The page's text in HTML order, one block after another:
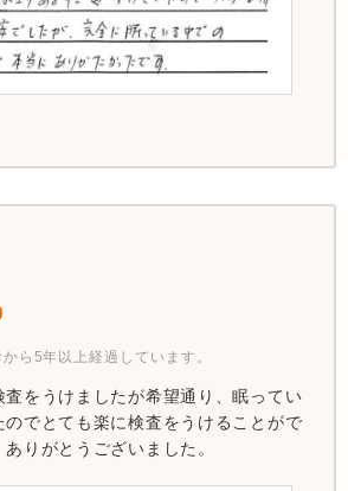
ら5年以上経過しています。
査をうけましたが希望通り、眠ってい
のでとても楽に検査をうけることがで
りがとうございました。